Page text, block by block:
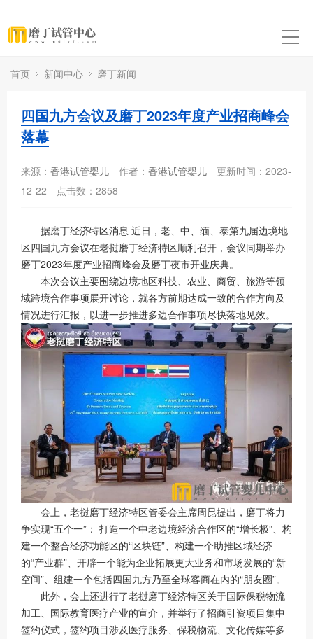
首页 新闻中心 磨丁新闻
四国九方会议及磨丁2023年度产业招商峰会
落幕
来源： 香港试管婴儿 作者： 香港试管婴儿
更新时间：2023-
12-22
点击数： 2858
据磨丁经济特区消息 近日，老、中、缅、泰第九届边境地
区四国九方会议在老挝磨丁经济特区顺利召开，会议同期举办
磨丁2023年度产业招商峰会及磨丁夜市开业庆典。
本次会议主要围绕边境地区科技、农业、商贸、旅游等领
域跨境合作事项展开讨论，就各方前期达成一致的合作方向及
情况进行汇报，以进一步推进多边合作事项尽快落地见效。
会上，老挝磨丁经济特区管委会主席周昆提出，磨丁将力
争实现“五个一”： 打造一个中老边境经济合作区的“增长极”、构
建一个整合经济功能区的“区块链”、构建一个助推区域经济
的“产业群”、开辟一个能为企业拓展更大业务和市场发展的“新
空间”、组建一个包括四国九方乃至全球客商在内的“朋友圈”。
此外，会上还进行了老挝磨丁经济特区关于国际保税物流
加工、国际教育医疗产业的宣介，并举行了招商引资项目集中
签约仪式，签约项目涉及医疗服务、保税物流、文化传媒等多